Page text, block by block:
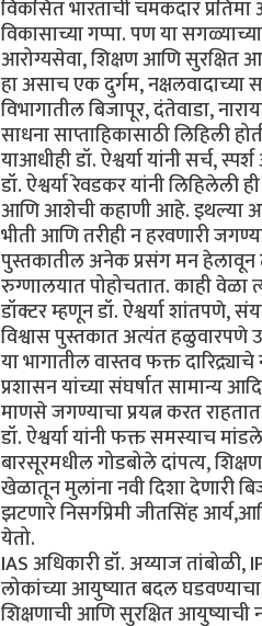
विकसित भारताची चमकदार
विकासाच्या गप्पा. पण या
आरोग्यसेवा, शिक्षण आणि सुरक्षित
हा असाच एक दुर्गम, नक्षलवादाच्या
विभागातील बिजापूर, दंतेवाडा,
साधना साप्ताहिकासाठी लिहिली
याआधीही डॉ. ऐश्वर्या यांनी सर्च,
डॉ. ऐश्वर्या रेवडकर यांनी लिहिलेली
आणि आशेची कहाणी आहे. इथल्या
भीती आणि तरीही न हरवणारी
पुस्तकातील अनेक प्रसंग मन हेलावून
रुग्णालयात पोहोचतात. काही
डॉक्टर म्हणून डॉ. ऐश्वर्या शांतपणे,
विश्वास पुस्तकात अत्यंत हळुवारपणे
या भागातील वास्तव फक्त
प्रशासन यांच्या संघर्षात सामान्य
माणसे जगण्याचा प्रयत्न करत
डॉ. ऐश्वर्या यांनी फक्त समस्याच
बारसूरमधील गोडबोले दांपत्य,
खेळातून मुलांना नवी दिशा देणारी
झटणारे निसर्गप्रेमी जीतसिंह
येतो.
IAS अधिकारी डॉ. अय्याज
लोकांच्या आयुष्यात बदल
शिक्षणाची आणि सुरक्षित आयुष्याची